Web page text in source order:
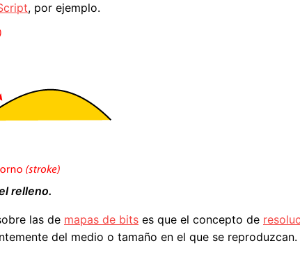
, por ejemplo.
relleno.
las de mapas de bits es que el concepto de
del medio o tamaño en el que se reproduzcan.